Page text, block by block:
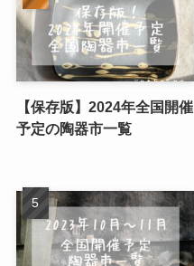
【保存版】2024年全国開催
予定の陶器市一覧